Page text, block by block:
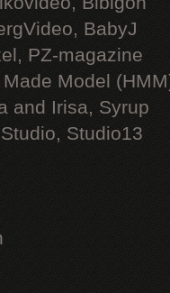
BabyJ
PZ-magazine
Model
and Irisa, Syrup
Studio13